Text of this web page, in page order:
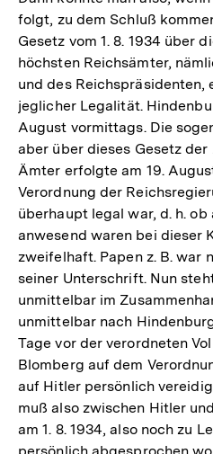
folgt, zu dem Schluß
Gesetz vom 1. 8. 1934 über
höchsten Reichsämter,
und des
jeglicher Legalität.
August vormittags. Die
aber über dieses Gesetz
Ämter erfolgte am 19.
Verordnung der
überhaupt legal war, d. h.
anwesend waren bei dieser
zweifelhaft. Papen z. B. war
seiner Unterschrift. Nun
unmittelbar im
unmittelbar nach
Tage vor der verordneten
Blomberg auf dem
auf Hitler persönlich
muß also zwischen Hitler
am 1. 8. 1934, also noch zu
persönlich abgesprochen